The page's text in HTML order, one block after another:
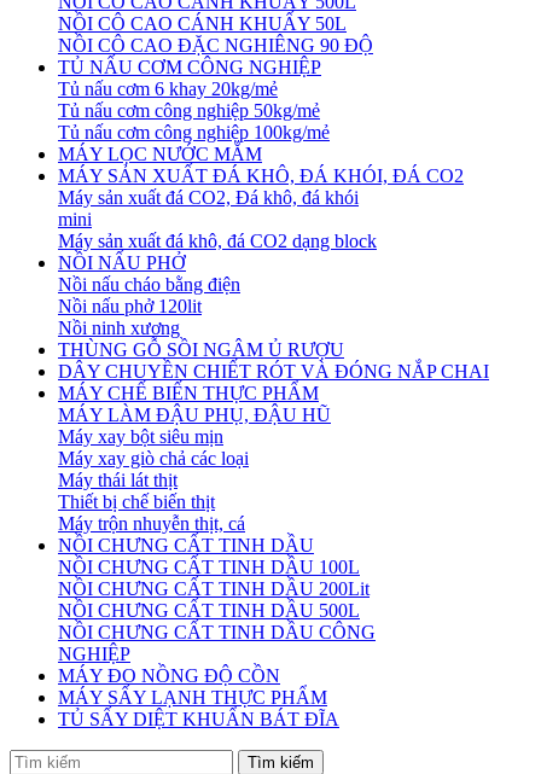
NỒI CÔ CAO CÁNH KHUẤY 50L
NỒI CÔ CAO ĐẶC NGHIÊNG 90 ĐỘ
TỦ NẤU CƠM CÔNG NGHIỆP
Tủ nấu cơm 6 khay 20kg/mẻ
Tủ nấu cơm công nghiệp 50kg/mẻ
Tủ nấu cơm công nghiệp 100kg/mẻ
MÁY LỌC NƯỚC MẮM
MÁY SẢN XUẤT ĐÁ KHÔ, ĐÁ KHÓI, ĐÁ CO2
Máy sản xuất đá CO2, Đá khô, đá khói
mini
Máy sản xuất đá khô, đá CO2 dạng block
NỒI NẤU PHỞ
Nồi nấu cháo bằng điện
Nồi nấu phở 120lit
Nồi ninh xương
THÙNG GỖ SỒI NGÂM Ủ RƯỢU
DÂY CHUYỀN CHIẾT RÓT VÀ ĐÓNG NẮP CHAI
MÁY CHẾ BIẾN THỰC PHẨM
MÁY LÀM ĐẬU PHỤ, ĐẬU HŨ
Máy xay bột siêu mịn
Máy xay giò chả các loại
Máy thái lát thịt
Thiết bị chế biến thịt
Máy trộn nhuyễn thịt, cá
NỒI CHƯNG CẤT TINH DẦU
NỒI CHƯNG CẤT TINH DẦU 100L
NỒI CHƯNG CẤT TINH DẦU 200Lit
NỒI CHƯNG CẤT TINH DẦU 500L
NỒI CHƯNG CẤT TINH DẦU CÔNG
NGHIỆP
MÁY ĐO NỒNG ĐỘ CỒN
MÁY SẤY LẠNH THỰC PHẨM
TỦ SẤY DIỆT KHUẨN BÁT ĐĨA
Tìm kiếm